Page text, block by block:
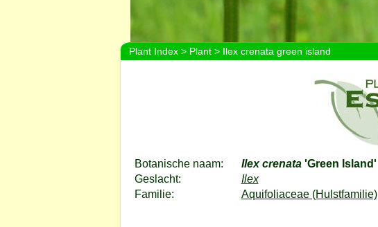
Plant Index> Plant> Ilex crenata green island
Botanische naam: Ilex crenata'Green Island'
Geslacht:
Ilex
Familie:
Aquifoliaceae (Hulstfamilie)